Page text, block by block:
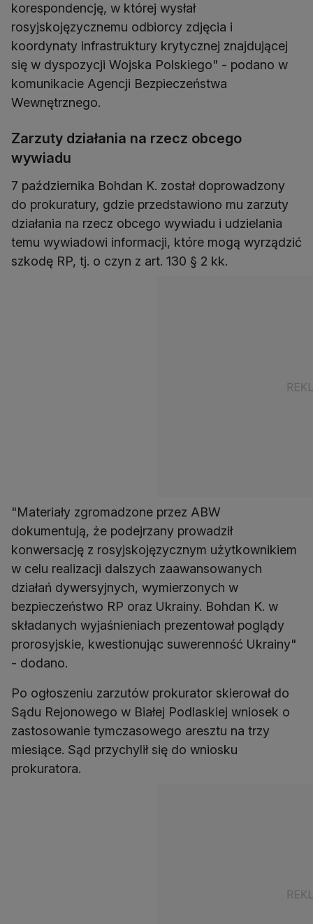
korespondencję, w której wysłał
rosyjskojęzycznemu odbiorcy zdjęcia i
koordynaty infrastruktury krytycznej znajdującej
się w dyspozycji Wojska Polskiego" - podano w
komunikacie Agencji Bezpieczeństwa
Wewnętrznego.
Zarzuty działania na rzecz obcego
wywiadu
7 października Bohdan K. został doprowadzony
do prokuratury, gdzie przedstawiono mu zarzuty
działania na rzecz obcego wywiadu i udzielania
temu wywiadowi informacji, które mogą wyrządzić
szkodę RP, tj. o czyn z art. 130 § 2 kk.
"Materiały zgromadzone przez ABW
dokumentują, że podejrzany prowadził
konwersację z rosyjskojęzycznym użytkownikiem
w celu realizacji dalszych zaawansowanych
działań dywersyjnych, wymierzonych w
bezpieczeństwo RP oraz Ukrainy. Bohdan K. w
składanych wyjaśnieniach prezentował poglądy
prorosyjskie, kwestionując suwerenność Ukrainy"
- dodano.
Po ogłoszeniu zarzutów prokurator skierował do
Sądu Rejonowego w Białej Podlaskiej wniosek o
zastosowanie tymczasowego aresztu na trzy
miesiące. Sąd przychylił się do wniosku
prokuratora.